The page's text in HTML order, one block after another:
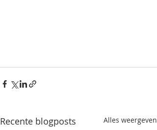
Recente blogposts Alles weergeven